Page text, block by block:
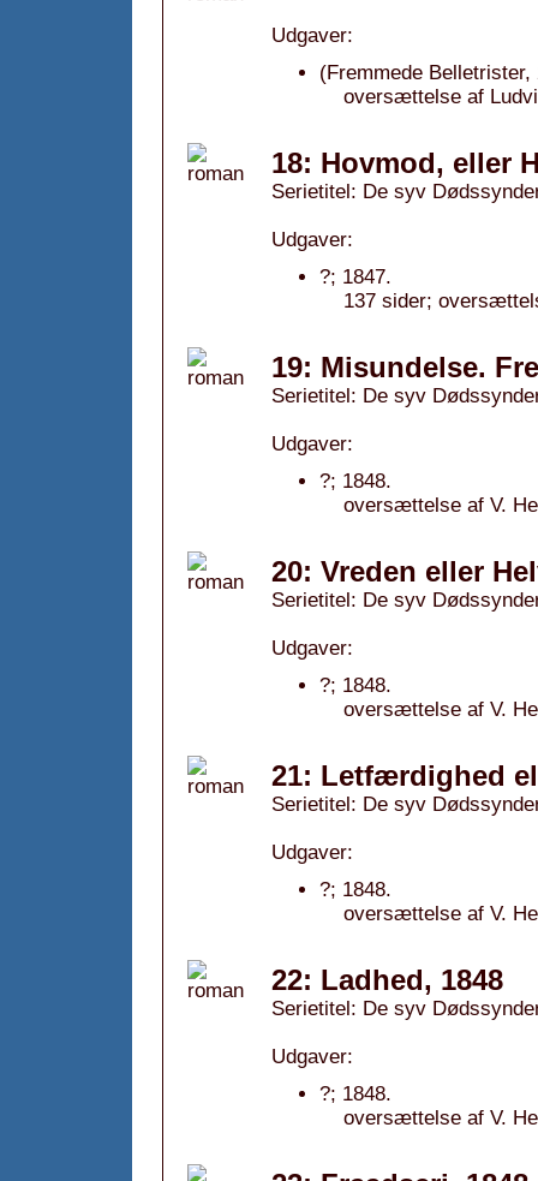
Udgaver:
(Fremmede Belletrister,
oversættelse af
18: Hovmod, eller
Serietitel: De syv
Udgaver:
?; 1847.
137 sider;
19: Misundelse.
Serietitel: De syv
Udgaver:
?; 1848.
oversættelse af V.
20: Vreden eller
Serietitel: De syv
Udgaver:
?; 1848.
oversættelse af V.
21: Letfærdighed
Serietitel: De syv
Udgaver:
?; 1848.
oversættelse af V.
22: Ladhed, 1848
Serietitel: De syv
Udgaver:
?; 1848.
oversættelse af V.